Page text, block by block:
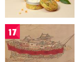
17